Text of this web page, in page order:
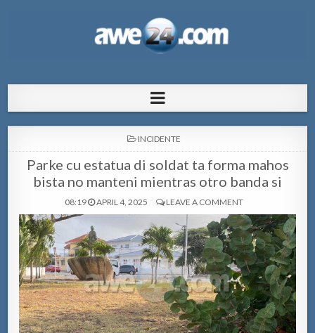
pa Aruba
POSTED
INCIDENTE
Parke cu estatua di soldat ta forma mahos
bista no manteni mientras otro banda si
08:19 APRIL 4, 2025 LEAVE A COMMENT